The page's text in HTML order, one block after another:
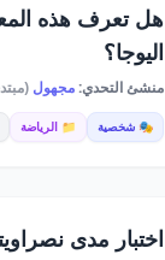
هل تعرف هذه
اليوجا؟
منشئ التحدي:مجهول
🎭 شخصية 📁 الرياضة
اختبار مدى